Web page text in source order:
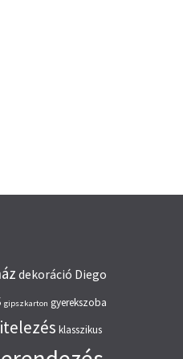
dekoráció Diego
gipszkarton gyerekszoba
klasszikus